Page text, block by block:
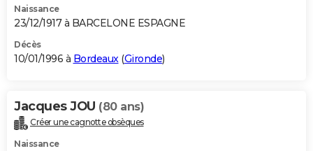
Naissance
23/12/1917 à BARCELONE ESPAGNE
Décès
10/01/1996 à Bordeaux(Gironde)
Jacques JOU (80 ans)
Créer une cagnotte obsèques
Naissance